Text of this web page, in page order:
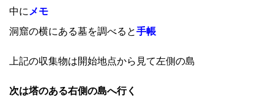
中に メモ
洞窟の横にある墓を調べると手帳
上記の収集物は開始地点から見て左側の島
次は塔のある右側の島へ行く